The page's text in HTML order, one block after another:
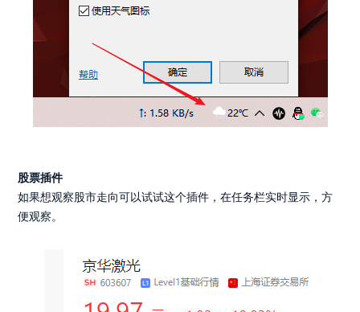
股票插件
如果想观察股市走向可以试试这个插件，在任务栏实时显示，方
便观察。